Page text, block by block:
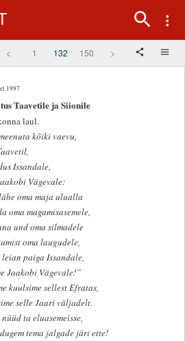
< 1 132 150 >
1997
Taavetile ja Siionile
laul.
kõiki vaevu,
Issandale,
Vägevale:
oma maja ulualla
oma magamisasemele,
und oma silmadele
oma laugudele,
paiga Issandale,
Jaakobi Vägevale!”
kuulsime sellest Efratas,
selle Jaari väljadelt.
ta eluasemeisse,
tema jalgade järi ette!